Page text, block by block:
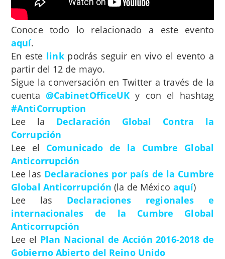
Conoce todo lo relacionado a este evento
aquí.
En este link podrás seguir en vivo el evento a
partir del 12 de mayo.
Sigue la conversación en Twitter a través de la
cuenta @CabinetOfficeUK y con el hashtag
#AntiCorruption
Lee la Declaración Global Contra la
Corrupción
Lee el Comunicado de la Cumbre Global
Anticorrupción
Lee las Declaraciones por país de la Cumbre
Global Anticorrupción (la de México aquí)
Lee las Declaraciones regionales e
internacionales de la Cumbre Global
Anticorrupción
Lee el Plan Nacional de Acción 2016-2018 de
Gobierno Abierto del Reino Unido